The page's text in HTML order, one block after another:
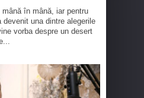
în mână, iar pentru
devenit una dintre alegerile
vorba despre un desert